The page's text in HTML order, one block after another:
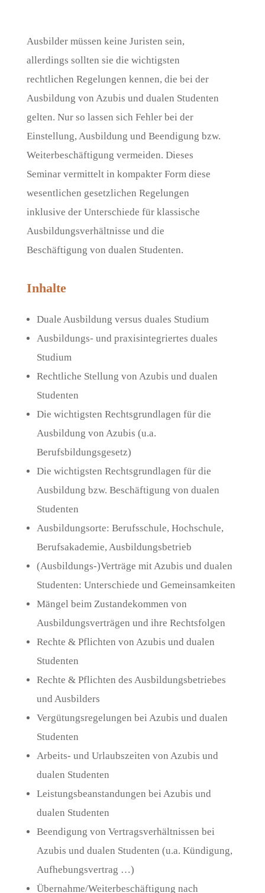
Ausbilder müssen keine Juristen sein,
allerdings sollten sie die wichtigsten
rechtlichen Regelungen kennen, die bei der
Ausbildung von Azubis und dualen Studenten
gelten. Nur so lassen sich Fehler bei der
Einstellung, Ausbildung und Beendigung bzw.
Weiterbeschäftigung vermeiden. Dieses
Seminar vermittelt in kompakter Form diese
wesentlichen gesetzlichen Regelungen
inklusive der Unterschiede für klassische
Ausbildungsverhältnisse und die
Beschäftigung von dualen Studenten.
Inhalte
Duale Ausbildung versus duales Studium
Ausbildungs- und praxisintegriertes duales
Studium
Rechtliche Stellung von Azubis und dualen
Studenten
Die wichtigsten Rechtsgrundlagen für die
Ausbildung von Azubis (u.a.
Berufsbildungsgesetz)
Die wichtigsten Rechtsgrundlagen für die
Ausbildung bzw. Beschäftigung von dualen
Studenten
Ausbildungsorte: Berufsschule, Hochschule,
Berufsakademie, Ausbildungsbetrieb
(Ausbildungs-)Verträge mit Azubis und dualen
Studenten: Unterschiede und Gemeinsamkeiten
Mängel beim Zustandekommen von
Ausbildungsverträgen und ihre Rechtsfolgen
Rechte & Pflichten von Azubis und dualen
Studenten
Rechte & Pflichten des Ausbildungsbetriebes
und Ausbilders
Vergütungsregelungen bei Azubis und dualen
Studenten
Arbeits- und Urlaubszeiten von Azubis und
dualen Studenten
Leistungsbeanstandungen bei Azubis und
dualen Studenten
Beendigung von Vertragsverhältnissen bei
Azubis und dualen Studenten (u.a. Kündigung,
Aufhebungsvertrag …)
Übernahme/Weiterbeschäftigung nach